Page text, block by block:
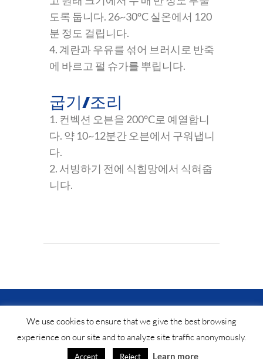
도록 둡니다. 26~30°C 실온에서 120
분 정도 걸립니다.
4. 계란과 우유를 섞어 브러시로 반죽
에 바르고 펄 슈가를 뿌립니다.
굽기/조리
1. 컨벡션 오븐을 200°C로 예열합니
다. 약 10~12분간 오븐에서 구워냅니
다.
2. 서빙하기 전에 식힘망에서 식혀줍
니다.
We use cookies to ensure that we give the best browsing
experience on our site and to analyze site traffic anonymously.
Accept Reject Learn more